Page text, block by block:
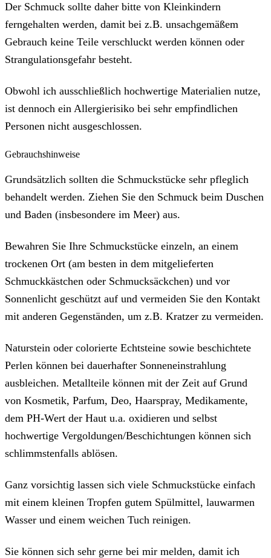
Der Schmuck sollte daher bitte von Kleinkindern
ferngehalten werden, damit bei z.B. unsachgemäßem
Gebrauch keine Teile verschluckt werden können oder
Strangulationsgefahr besteht.
Obwohl ich ausschließlich hochwertige Materialien nutze,
ist dennoch ein Allergierisiko bei sehr empfindlichen
Personen nicht ausgeschlossen.
Gebrauchshinweise
Grundsätzlich sollten die Schmuckstücke sehr pfleglich
behandelt werden. Ziehen Sie den Schmuck beim Duschen
und Baden (insbesondere im Meer) aus.
Bewahren Sie Ihre Schmuckstücke einzeln, an einem
trockenen Ort (am besten in dem mitgelieferten
Schmuckkästchen oder Schmucksäckchen) und vor
Sonnenlicht geschützt auf und vermeiden Sie den Kontakt
mit anderen Gegenständen, um z.B. Kratzer zu vermeiden.
Naturstein oder colorierte Echtsteine sowie beschichtete
Perlen können bei dauerhafter Sonneneinstrahlung
ausbleichen. Metallteile können mit der Zeit auf Grund
von Kosmetik, Parfum, Deo, Haarspray, Medikamente,
dem PH-Wert der Haut u.a. oxidieren und selbst
hochwertige Vergoldungen/Beschichtungen können sich
schlimmstenfalls ablösen.
Ganz vorsichtig lassen sich viele Schmuckstücke einfach
mit einem kleinen Tropfen gutem Spülmittel, lauwarmen
Wasser und einem weichen Tuch reinigen.
Sie können sich sehr gerne bei mir melden, damit ich